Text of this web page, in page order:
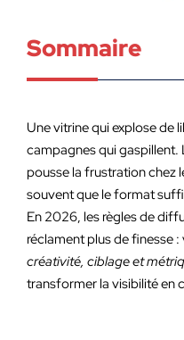
Sommaire
Une vitrine qui explose de
campagnes qui gaspillent.
pousse la frustration chez
souvent que le format
En 2026, les règles de
réclament plus de finesse :
créativité, ciblage et
transformer la visibilité en